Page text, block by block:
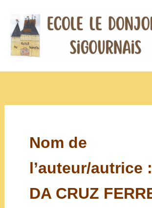
contenu
Nom de
l’auteur/autrice
DA CRUZ